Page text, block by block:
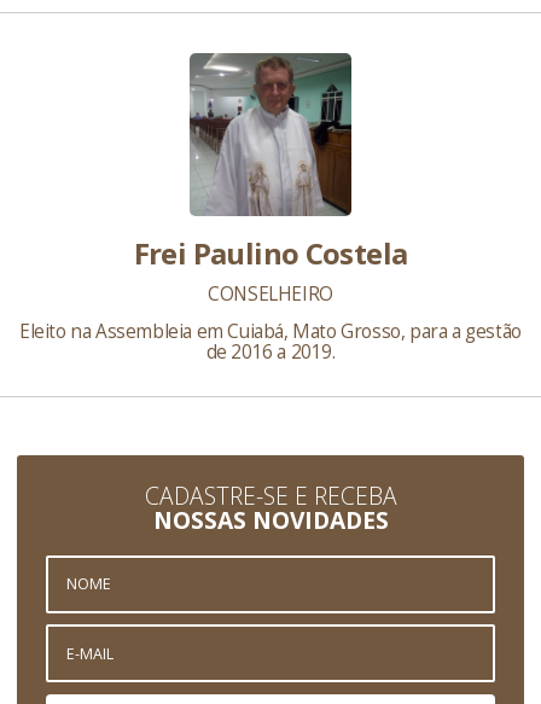
Frei Paulino Costela
CONSELHEIRO
Eleito na Assembleia em Cuiabá, Mato Grosso, para a gestão
de 2016 a 2019.
CADASTRE-SE E RECEBA
NOSSAS NOVIDADES